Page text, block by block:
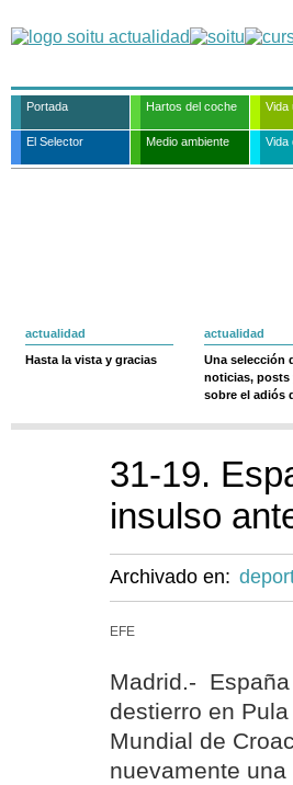
Portada Hartos del coche Vida
El Selector Medio ambiente Vida
actualidad
Hasta la vista y gracias
actualidad
Una selección
noticias, posts
sobre el adiós
31-19.
insulso
Archivado en:
EFE
Madrid.-
destierro en
Mundial de
nuevamente